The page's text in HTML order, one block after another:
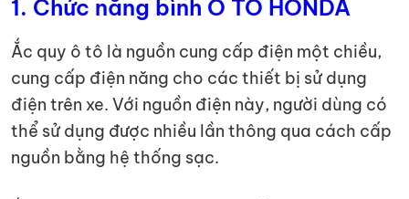
1. Chức năng bình Ô TÔ HONDA
Ắc quy ô tô là nguồn cung cấp điện một chiều,
cung cấp điện năng cho các thiết bị sử dụng
điện trên xe. Với nguồn điện này, người dùng có
thể sử dụng được nhiều lần thông qua cách cấp
nguồn bằng hệ thống sạc.